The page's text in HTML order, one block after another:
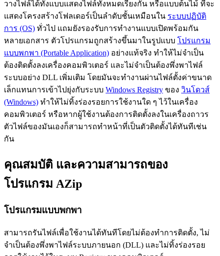
วางไฟล์ได้ทั้งแบบแสดงไฟล์ทั้งหมดเรียงกัน หรือแบบต้นไม้ ที่จะ
แสดงโครงสร้างโฟลเดอร์เป็นลำดับชั้นเหมือนใน ระบบปฏิบัติ
การ (OS) ทั่วไป แถมยังรองรับการทำงานแบบเปิดพร้อมกัน
หลายเอกสาร ตัวโปรแกรมถูกสร้างขึ้นมาในรูปแบบ โปรแกรม
แบบพกพา (Portable Application) อย่างแท้จริง ทำให้ไม่จำเป็น
ต้องติดตั้งลงเครื่องคอมพิวเตอร์ และไม่จำเป็นต้องพึ่งพาไฟล์
ระบบอย่าง DLL เพิ่มเติม โดยมันจะทำงานผ่านไฟล์ตั้งค่าขนาด
เล็กแทนการเข้าไปยุ่งกับระบบ Windows Registry ของ วินโดวส์
(Windows) ทำให้ไม่ทิ้งร่องรอยการใช้งานใด ๆ ไว้ในเครื่อง
คอมพิวเตอร์ หรือหากผู้ใช้งานต้องการติดตั้งลงในเครื่องถาวร
ตัวไฟล์ของมันเองก็สามารถทำหน้าที่เป็นตัวติดตั้งได้ทันทีเช่น
กัน
คุณสมบัติ และความสามารถของ
โปรแกรม AZip
โปรแกรมแบบพกพา
สามารถรันไฟล์เพื่อใช้งานได้ทันทีโดยไม่ต้องทำการติดตั้ง, ไม่
จำเป็นต้องพึ่งพาไฟล์ระบบภายนอก (DLL) และไม่ทิ้งร่องรอย